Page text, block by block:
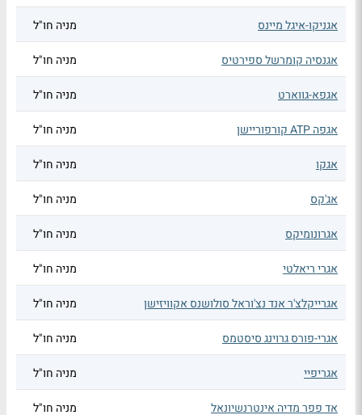
אגניקו-איגל מיינס מניה חו"ל
אגנסיה קומרשל ספירטיס מניה חו"ל
אגפא-גווארט מניה חו"ל
אגפה ATP קורפוריישן מניה חו"ל
אגקו מניה חו"ל
אג'קס מניה חו"ל
אגרונומיקס מניה חו"ל
אגרי ריאלטי מניה חו"ל
אגרייקלצ'ר אנד נצ'וראל סולושנס אקוויזישן מניה חו"ל
אגרי-פורס גרוינג סיסטמס מניה חו"ל
אגריפיי מניה חו"ל
אד פפר מדיה אינטרנשיונאל מניה חו"ל